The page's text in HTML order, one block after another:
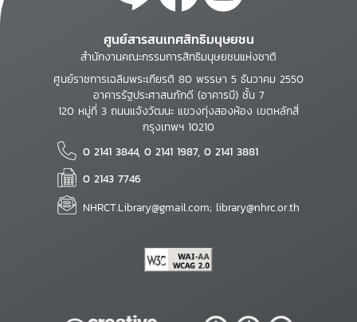
ศูนย์สารสนเทศสิทธิมนุษยชน
สำนักงานคณะกรรมการสิทธิมนุษยชนแห่งชาติ
ศูนย์ราชการเฉลิมพระเกียรติ 80 พรรษา 5 ธันวาคม 2550
อาคารรัฐประศาสนภักดี (อาคารบี) ชั้น 7
120 หมู่ที่ 3 ถนนแจ้งวัฒนะ แขวงทุ่งสองห้อง เขตหลักสี่
กรุงเทพฯ 10210
0 2141 3844, 0 2141 1987, 0 2141 3881
0 2143 7746
NHRCT.Library@gmail.com; library@nhrc.or.th